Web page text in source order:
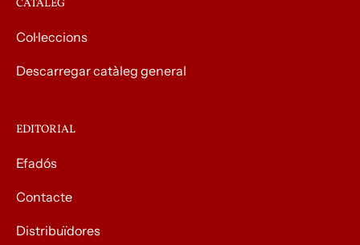
CATÀLEG
Col·leccions
Descarregar catàleg general
EDITORIAL
Efadós
Contacte
Distribuïdores